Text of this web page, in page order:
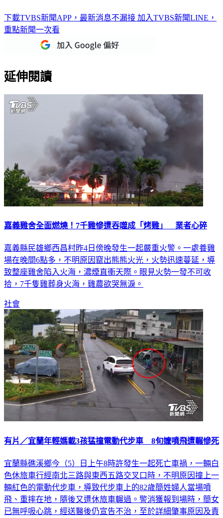
下載TVBS新聞APP，最新消息不漏接 加入TVBS新聞LINE，
重點新聞一次看
延伸閱讀
嘉義雞舍全面燃燒！7千雞慘遭吞噬成「烤雞」 業者心碎
嘉義縣民雄鄉西昌村昨4日傍晚發生一起嚴重火警。一處養雞
場在晚間6點多，不明原因竄出熊熊火光，火勢迅速蔓延，導
致整座雞舍陷入火海，濃煙直衝天際。眼見火勢一發不可收
拾，7千隻雞葬身火海，雞農欲哭無淚。
社會
有片／宜蘭年輕媽載3孩猛撞電動代步車 8旬嬤噴飛遭輾慘死
宜蘭縣礁溪鄉今（5）日上午8時許發生一起死亡車禍，一輛白
色休旅車行經南北三路與東西五路交叉口時，不明原因撞上一
輛紅色的電動代步車，導致代步車上的82歲簡姓婦人當場噴
飛、重摔在地，隨後又遭休旅車輾過。警消獲報到場時，簡女
已無呼吸心跳，經送醫後仍宣告不治，至於詳細肇事原因及責